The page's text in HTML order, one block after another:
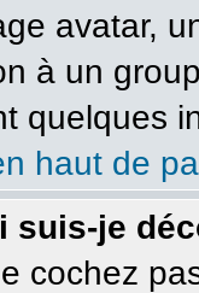
avatar,
à un
quelques
haut de
suis-je
cochez